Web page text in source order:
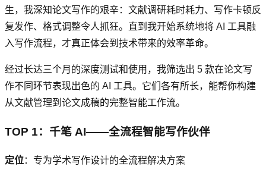
生，我深知论文写作的艰辛：文献调研耗时耗力、写作卡顿反
复发作、格式调整令人抓狂。直到我开始系统地将 AI 工具融
入写作流程，才真正体会到技术带来的效率革命。
经过长达三个月的深度测试和使用，我筛选出 5 款在论文写
作不同环节表现出色的 AI 工具。它们各有所长，能帮你构建
从文献管理到论文成稿的完整智能工作流。
TOP 1：千笔 AI——全流程智能写作伙伴
定位：专为学术写作设计的全流程解决方案